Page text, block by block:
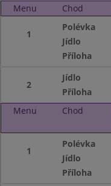
Menu Chod
1
Polévka
Jídlo
Příloha
2
Jídlo
Příloha
Menu
Chod
1
Polévka
Jídlo
Příloha